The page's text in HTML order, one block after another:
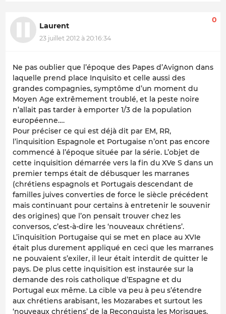
Laurent
23 juillet 2012 à 20:16:34
0
Ne pas oublier que l’époque des Papes d’Avignon dans
laquelle prend place Inquisito et celle aussi des
grandes compagnies, symptôme d’un moment du
Moyen Age extrêmement troublé, et la peste noire
n’allait pas tarder à emporter 1/3 de la population
européenne….
Pour préciser ce qui est déjà dit par EM, RR,
l’inquisition Espagnole et Portugaise n’ont pas encore
commencé à l’époque située par la série. L’objet de
cette inquisition démarrée vers la fin du XVe S dans un
premier temps était de débusquer les marranes
(chrétiens espagnols et Portugais descendant de
familles juives converties de force le siècle précédent
mais continuant pour certains à entretenir le souvenir
des origines) que l’on pensait trouver chez les
conversos, c’est-à-dire les ‘nouveaux chrétiens’.
L’inquisition Portugaise qui se met en place au XVIe
était plus durement appliqué en ceci que les marranes
ne pouvaient s’exiler, il leur était interdit de quitter le
pays. De plus cette inquisition est instaurée sur la
demande des rois catholique d’Espagne et du
Portugal eux même. La cible va peu à peu s’étendre
aux chrétiens arabisant, les Mozarabes et surtout les
‘nouveaux chrétiens’ de la Reconquista les Morisques,